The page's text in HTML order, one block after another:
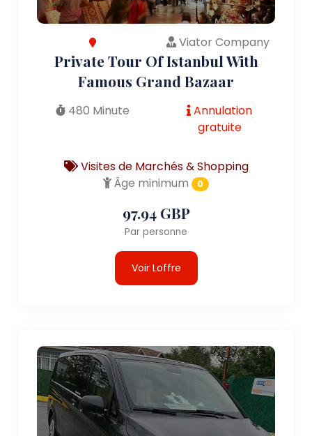
Viator Company
Private Tour Of Istanbul With
Famous Grand Bazaar
480 Minute
Annulation
gratuite
Visites de Marchés & Shopping
Âge minimum
0
97.94 GBP
Par personne
Voir Loffre